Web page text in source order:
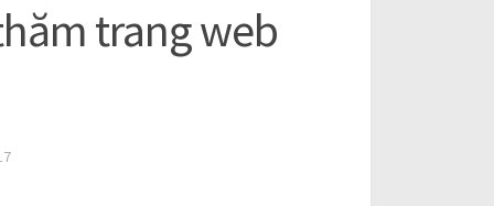
trang web